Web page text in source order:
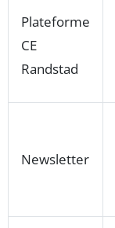
Plateforme
CE
Randstad
Newsletter